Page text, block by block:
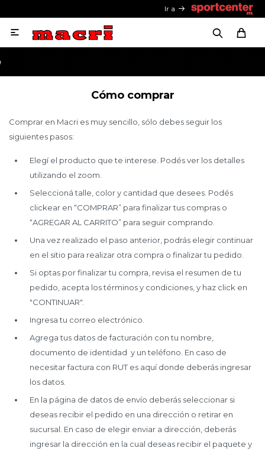
Ir a

Cómo comprar
Comprar en Macri es muy sencillo, sólo debes seguir los
siguientes pasos:
Elegí el producto que te interese. Podés ver los detalles
utilizando el zoom.
Seleccioná talle, color y cantidad que desees. Podés
clickear en “COMPRAR” para finalizar tus compras o
“AGREGAR AL CARRITO” para seguir comprando.
Una vez realizado el paso anterior, podrás elegir continuar
en el sitio para realizar otra compra o finalizar tu pedido.
Si optas por finalizar tu compra, revisa el resumen de tu
pedido, acepta los términos y condiciones, y haz click en
"CONTINUAR".
Ingresa tu correo electrónico.
Agrega tus datos de facturación con tu nombre,
documento de identidad y un teléfono. En caso de
necesitar factura con RUT es aquí donde deberás ingresar
los datos.
En la página de datos de envío deberás seleccionar si
deseas recibir el pedido en una dirección o retirar en
sucursal. En caso de elegir enviar a dirección, deberás
ingresar la dirección en la cual deseas recibir el paquete y